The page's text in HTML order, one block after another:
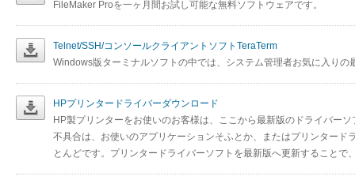
FileMaker Proを一ヶ月間お試し可能な無料ソフトウェアです。
Telnet/SSH/コンソールクライアントソフトTeraTerm
Windows版ターミナルソフトの中では、システム管理者お気に入りの
HPプリンタードライバーダウンロード
HP製プリンターをお使いのお客様は、ここから最新版のドライバー
不具合は、お使いのアプリケーションそふとか、またはプリンタード
とんどです。プリンタードライバーソフトを最新版へ更新することで